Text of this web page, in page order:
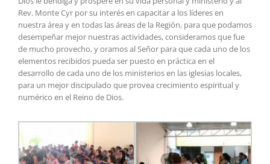
Rev. Monte Cyr por su interés en capacitar a los líderes en
nuestra área y en todas las áreas de la Región, para que podamos
desempeñar mejor nuestras actividades, consideramos que fue
de mucho provecho, y oramos al Señor para que cada uno de los
elementos recibidos pueda ser puesto en práctica en el
desarrollo de cada uno de los ministerios en las iglesias locales,
para un mejor discipulado que provea crecimiento espiritual y
numérico en el Reino de Dios.